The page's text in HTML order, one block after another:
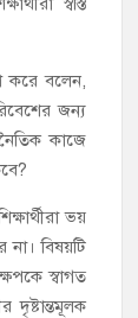
করে বলেন,
জন্য
কাজে
ভয়
বিষয়টি
স্বাগত
দৃষ্টান্তমূলক